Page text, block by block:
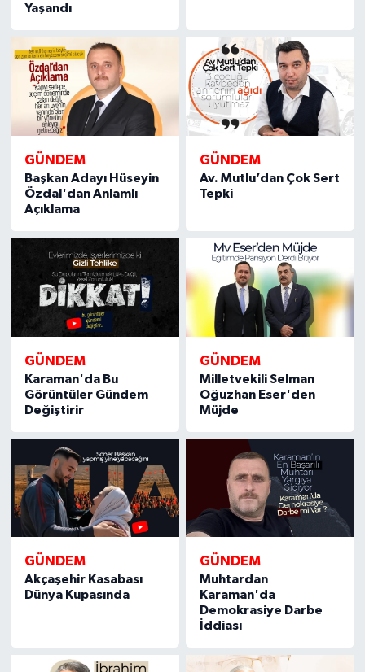
Yaşandı
GÜNDEM
Başkan Adayı Hüseyin
Özdal'dan Anlamlı
Açıklama
GÜNDEM
Av. Mutlu’dan Çok Sert
Tepki
GÜNDEM
Karaman'da Bu
Görüntüler Gündem
Değiştirir
GÜNDEM
Milletvekili Selman
Oğuzhan Eser'den
Müjde
GÜNDEM
Akçaşehir Kasabası
Dünya Kupasında
GÜNDEM
Muhtardan
Karaman'da
Demokrasiye Darbe
İddiası